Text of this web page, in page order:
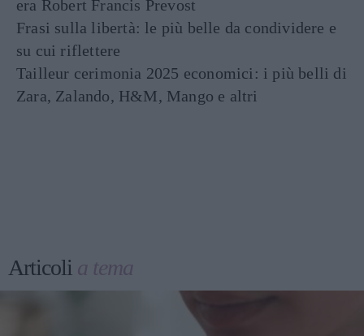
era Robert Francis Prevost
Frasi sulla libertà: le più belle da condividere e
su cui riflettere
Tailleur cerimonia 2025 economici: i più belli di
Zara, Zalando, H&M, Mango e altri
Articoli a tema